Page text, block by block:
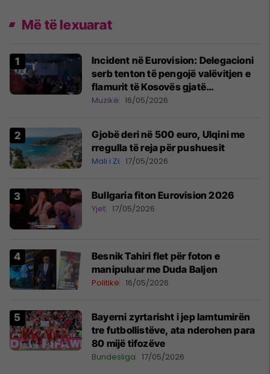
Më të lexuarat
Incident në Eurovision: Delegacioni
serb tenton të pengojë valëvitjen e
flamurit të Kosovës gjatë
performancës së Shqipërisë
Muzikë 16/05/2026
Gjobë deri në 500 euro, Ulqini me
rregulla të reja për pushuesit
Mali i Zi 17/05/2026
Bullgaria fiton Eurovision 2026
Yjet 17/05/2026
Besnik Tahiri flet për foton e
manipuluar me Duda Baljen
Politikë 16/05/2026
Bayerni zyrtarisht i jep lamtumirën
tre futbollistëve, ata nderohen para
80 mijë tifozëve
Bundesliga 17/05/2026